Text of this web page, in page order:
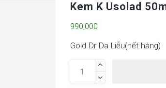
Kem K Usolad
990,000
Gold Dr Da Liễu(hết hàng)

